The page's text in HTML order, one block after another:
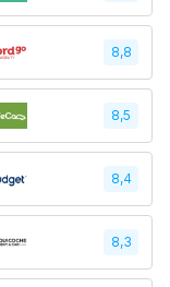
8,8
8,5
8,4
8,3